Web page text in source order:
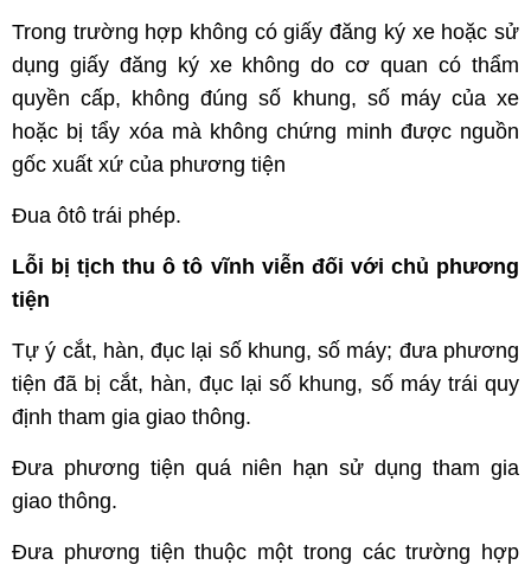
Trong trường hợp không có giấy đăng ký xe hoặc sử
dụng giấy đăng ký xe không do cơ quan có thẩm
quyền cấp, không đúng số khung, số máy của xe
hoặc bị tẩy xóa mà không chứng minh được nguồn
gốc xuất xứ của phương tiện
Đua ôtô trái phép.
Lỗi bị tịch thu ô tô vĩnh viễn đối với chủ phương
tiện
Tự ý cắt, hàn, đục lại số khung, số máy; đưa phương
tiện đã bị cắt, hàn, đục lại số khung, số máy trái quy
định tham gia giao thông.
Đưa phương tiện quá niên hạn sử dụng tham gia
giao thông.
Đưa phương tiện thuộc một trong các trường hợp